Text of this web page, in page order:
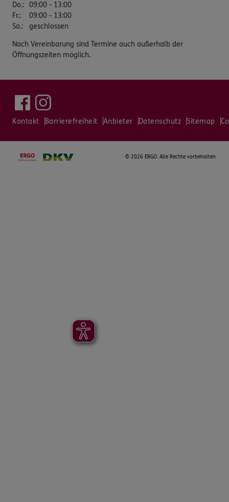
Do.: 09:00 - 13:00
Fr.:
09:00 - 13:00
Sa.: geschlossen
Nach Vereinbarung sind Termine auch außerhalb der
Öffnungszeiten möglich.
Kontakt Barrierefreiheit Anbieter Datenschutz Sitemap
© 2026 ERGO. Alle Rechte vorbehalten.